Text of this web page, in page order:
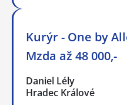
Kurýr - One by
Mzda až 48 000,-
Daniel Lély
Hradec Králové